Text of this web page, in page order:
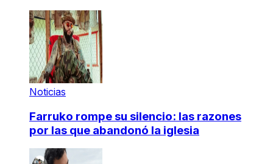
Noticias
Farruko rompe su silencio: las razones
por las que abandonó la iglesia